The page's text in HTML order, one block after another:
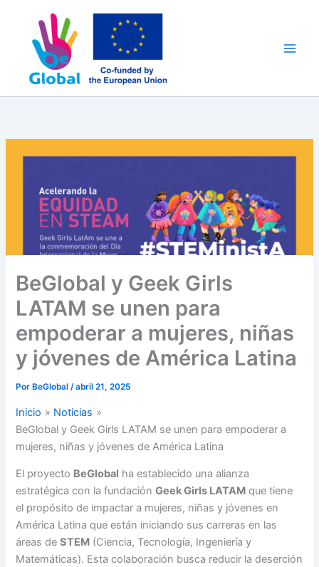
contenido
BeGlobal y Geek Girls
LATAM se unen para
empoderar a mujeres, niñas
y jóvenes de América Latina
PorBeGlobal /abril 21, 2025
Inicio
Noticias
BeGlobal y Geek Girls LATAM se unen para empoderar a
mujeres, niñas y jóvenes de América Latina
El proyecto BeGlobal ha establecido una alianza
estratégica con la fundaciónGeek Girls LATAM que tiene
el propósito de impactar a mujeres, niñas y jóvenes en
América Latina que están iniciando sus carreras en las
áreas deSTEM (Ciencia, Tecnología, Ingeniería y
Matemáticas). Esta colaboración busca reducir la deserción